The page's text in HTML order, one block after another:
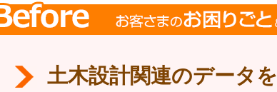
土木設計関連のデータ